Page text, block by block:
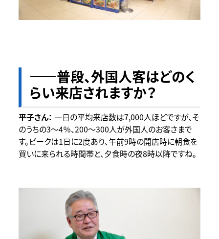
――普段、外国人客はどのく
らい来店されますか？
一日の平均来店数は7,000人ほどですが、そ
のうちの3～4％、200～300人が外国人のお客さまで
す。ピークは1日に2度あり、午前9時の開店時に朝食を
買いに来られる時間帯と、夕食時の夜8時以降ですね。